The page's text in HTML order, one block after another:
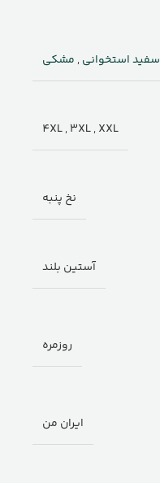
سفید استخوانی,مشکی
4XL,3XL,XXL
نخ پنبه
آستین بلند
روزمره
ایران من